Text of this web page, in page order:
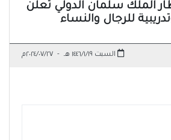
الملك سلمان الدولي تعلن
للرجال والنساء
السبت ١٤٤٦/١/١٩ هـ - ٢٠٢٤/٠٧/٢٧م